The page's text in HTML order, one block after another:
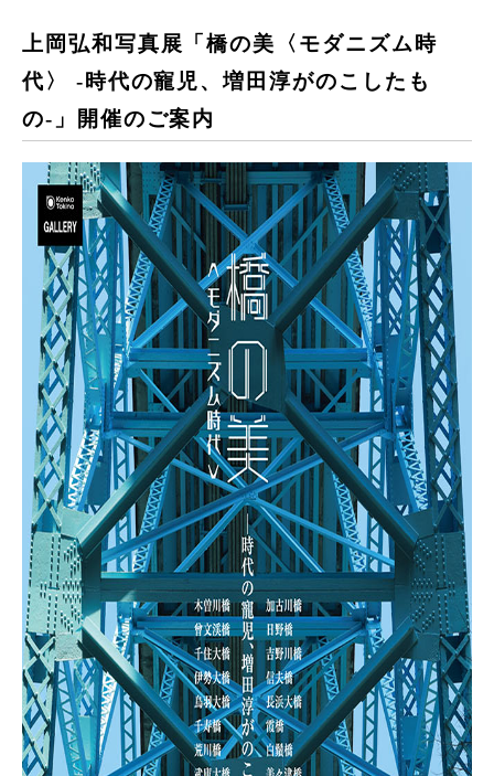
上岡弘和写真展「橋の美〈モダニズム時
代〉 -時代の寵児、増田淳がのこしたも
の-」開催のご案内